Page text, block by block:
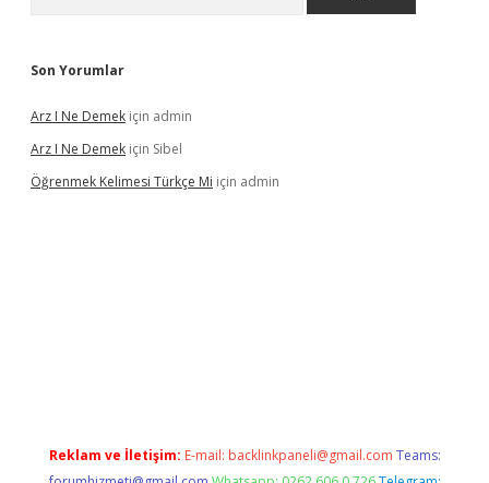
Son Yorumlar
Arz I Ne Demek için admin
Arz I Ne Demek için Sibel
Öğrenmek Kelimesi Türkçe Mi için admin
Reklam ve İletişim: E-mail: backlinkpaneli@gmail.com Teams: